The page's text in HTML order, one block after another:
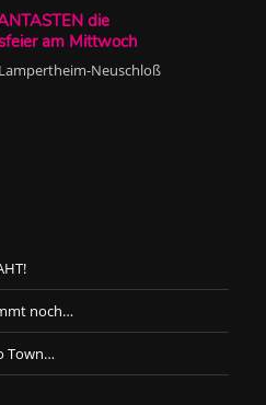
die
am Mittwoch
Neuschloß
noch…
Town…